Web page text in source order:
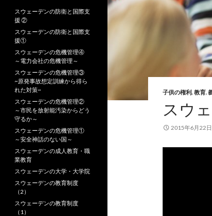
子供の権利, 教育,
スウ
2015年6月22日
スウェーデンの防衛と国際支
援 ②
スウェーデンの防衛と国際支
援①
スウェーデンの危機管理④
～電力会社の危機管理～
スウェーデンの危機管理③
~原発事故想定訓練から得ら
れた対策~
スウェーデンの危機管理②
～市民を放射能汚染からどう
守るか～
スウェーデンの危機管理①
～安全神話のない国～
スウェーデンの成人教育・職
業教育
スウェーデンの大学・大学院
スウェーデンの教育制度
（2）
スウェーデンの教育制度
（1）